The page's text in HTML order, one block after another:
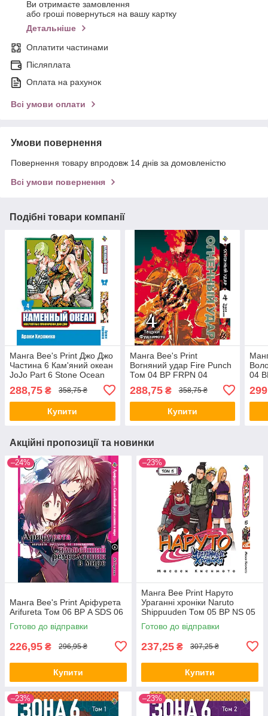
Ви отримаєте замовлення
або гроші повернуться на вашу картку
Детальніше
Оплатити частинами
Післяплата
Оплата на рахунок
Всі умови оплати
Умови повернення
Повернення товару впродовж 14 днів за домовленістю
Всі умови повернення
Подібні товари компанії
Манга Bee's Print Джо Джо
Частина 6 Кам'яний океан
JoJo Part 6 Stone Ocean
288,75 ₴ 358,75 ₴
Купити
Манга Bee's Print
Вогняний удар Fire Punch
Том 04 BP FRPN 04
288,75₴ 358,75 ₴
Купити
04
Акційні пропозиції та новинки
–24%
Манга Bee's Print Аріфурета
Arifureta Том 06 ВР A SDS 06
Готово до відправки
226,95 ₴ 296,95 ₴
Купити
–23%
Манга Bee Print Наруто
Ураганні хроніки Naruto
Shippuuden Том 05 ВР NS 05
Готово до відправки
237,25 ₴ 307,25 ₴
Купити
–23% –23%